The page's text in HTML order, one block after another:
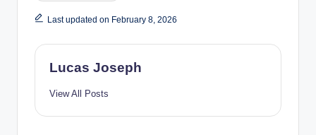
Last updated on February 8, 2026
Lucas Joseph
View All Posts